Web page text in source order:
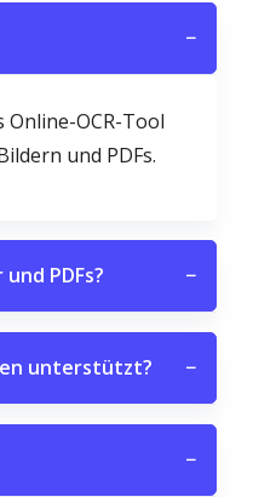
−
Online-OCR-Tool
und PDFs.
PDFs? −
unterstützt? −
−